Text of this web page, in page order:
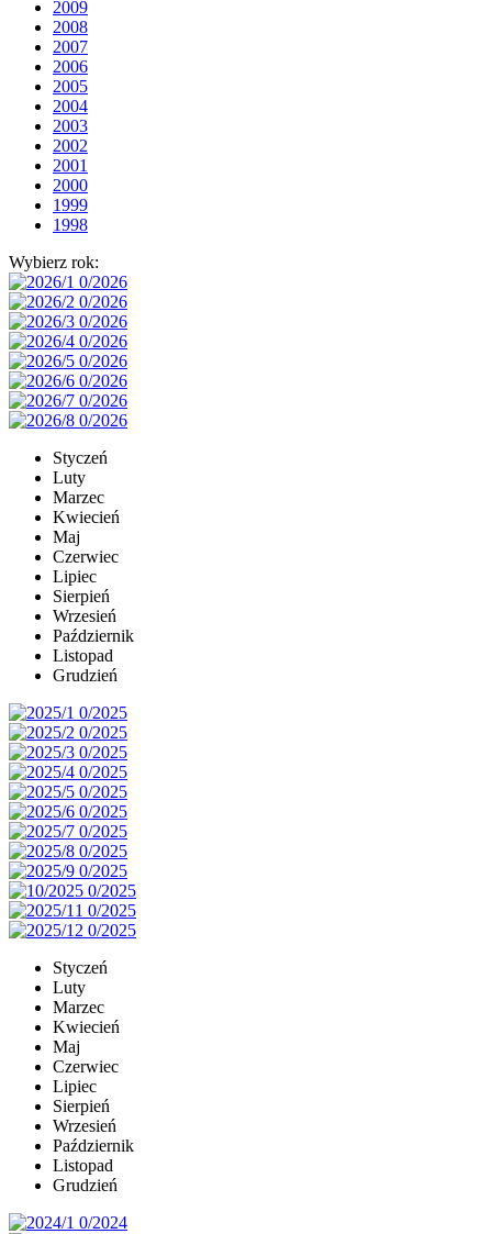
2009
2008
2007
2006
2005
2004
2003
2002
2001
2000
1999
1998
Wybierz rok:
Styczeń
Luty
Marzec
Kwiecień
Maj
Czerwiec
Lipiec
Sierpień
Wrzesień
Październik
Listopad
Grudzień
Styczeń
Luty
Marzec
Kwiecień
Maj
Czerwiec
Lipiec
Sierpień
Wrzesień
Październik
Listopad
Grudzień